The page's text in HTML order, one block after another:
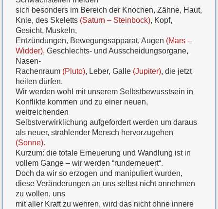
sich besonders im Bereich der Knochen, Zähne, Haut,
Knie, des Skeletts (Saturn – Steinbock), Kopf,
Gesicht, Muskeln,
Entzündungen, Bewegungsapparat, Augen (Mars –
Widder), Geschlechts- und Ausscheidungsorgane,
Nasen-
Rachenraum (Pluto), Leber, Galle (Jupiter), die jetzt
heilen dürfen.
Wir werden wohl mit unserem Selbstbewusstsein in
Konflikte kommen und zu einer neuen,
weitreichenden
Selbstverwirklichung aufgefordert werden um daraus
als neuer, strahlender Mensch hervorzugehen
(Sonne).
Kurzum: die totale Erneuerung und Wandlung ist in
vollem Gange – wir werden “runderneuert“.
Doch da wir so erzogen und manipuliert wurden,
diese Veränderungen an uns selbst nicht annehmen
zu wollen, uns
mit aller Kraft zu wehren, wird das nicht ohne innere